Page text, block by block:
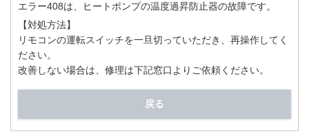
エラー408は、ヒートポンプの温度過昇防止器の故障です。
【対処方法】
リモコンの運転スイッチを一旦切っていただき、再操作してく
ださい。
改善しない場合は、修理は下記窓口よりご依頼ください。
戻る